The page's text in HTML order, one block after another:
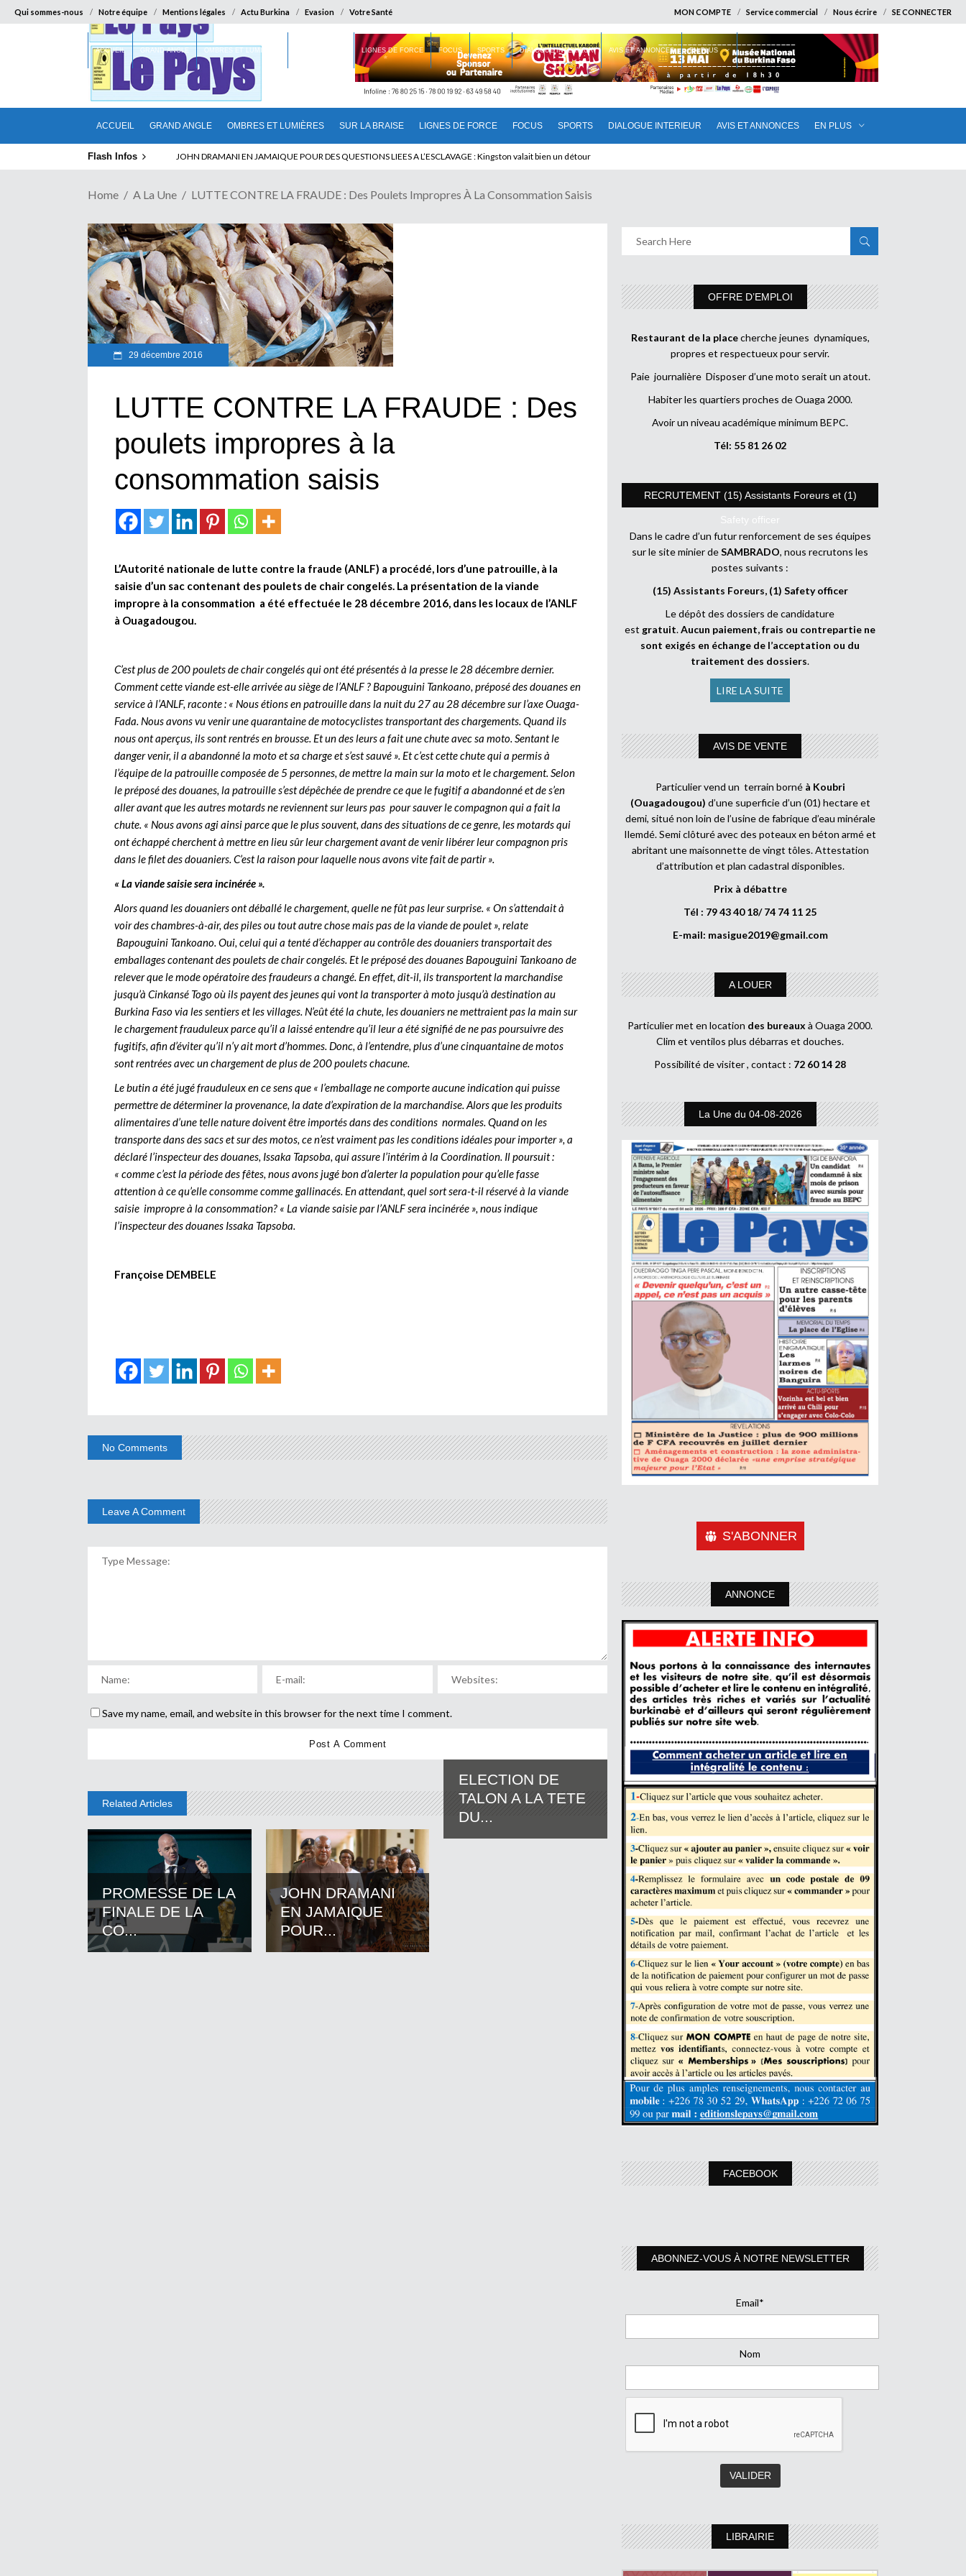
Qui sommes-nous Notre équipe Mentions légales Actu Burkina Evasion Votre Santé MON COMPTE Service commercial Nous écrire SE CONNECTER
ACCUEIL GRAND ANGLE OMBRES ET LUMIÈRES SUR LA BRAISE LIGNES DE FORCE FOCUS SPORTS DIALOGUE INTERIEUR AVIS ET ANNONCES EN PLUS
ACCUEIL GRAND ANGLE OMBRES ET LUMIÈRES LIGNES DE FORCE FOCUS SPORTS DIALOGUE INTERIEUR AVIS ET ANNONCES EN PLUS
Flash Infos ELECTION DE TALON A LA TETE DU SENAT BENINOIS : Quand Patrice quitte le pouvoir sans partir !
Home A La Une LUTTE CONTRE LA FRAUDE : Des Poulets Impropres À La Consommation Saisis
29 décembre 2016
LUTTE CONTRE LA FRAUDE : Des
poulets impropres à la
consommation saisis
L’Autorité nationale de lutte contre la fraude (ANLF) a procédé, lors d’une patrouille, à la
saisie d’un sac contenant des poulets de chair congelés. La présentation de la viande
impropre à la consommation a été effectuée le 28 décembre 2016, dans les locaux de l’ANLF
à Ouagadougou.
C’est plus de 200 poulets de chair congelés qui ont été présentés à la presse le 28 décembre dernier.
Comment cette viande est-elle arrivée au siège de l’ANLF ? Bapouguini Tankoano, préposé des douanes en
service à l’ANLF, raconte : « Nous étions en patrouille dans la nuit du 27 au 28 décembre sur l’axe Ouaga-
Fada. Nous avons vu venir une quarantaine de motocyclistes transportant des chargements. Quand ils
nous ont aperçus, ils sont rentrés en brousse. Et un des leurs a fait une chute avec sa moto. Sentant le
danger venir, il a abandonné la moto et sa charge et s’est sauvé ». Et c’est cette chute qui a permis à
l’équipe de la patrouille composée de 5 personnes, de mettre la main sur la moto et le chargement. Selon
le préposé des douanes, la patrouille s’est dépêchée de prendre ce que le fugitif a abandonné et de s’en
aller avant que les autres motards ne reviennent sur leurs pas pour sauver le compagnon qui a fait la
chute. « Nous avons agi ainsi parce que le plus souvent, dans des situations de ce genre, les motards qui
ont échappé cherchent à mettre en lieu sûr leur chargement avant de venir libérer leur compagnon pris
dans le filet des douaniers. C’est la raison pour laquelle nous avons vite fait de partir ».
« La viande saisie sera incinérée ».
Alors quand les douaniers ont déballé le chargement, quelle ne fût pas leur surprise. « On s’attendait à
voir des chambres-à-air, des piles ou tout autre chose mais pas de la viande de poulet », relate
Bapouguini Tankoano. Oui, celui qui a tenté d’échapper au contrôle des douaniers transportait des
emballages contenant des poulets de chair congelés. Et le préposé des douanes Bapouguini Tankoano de
relever que le mode opératoire des fraudeurs a changé. En effet, dit-il, ils transportent la marchandise
jusqu’à Cinkansé Togo où ils payent des jeunes qui vont la transporter à moto jusqu’à destination au
Burkina Faso via les sentiers et les villages. N’eût été la chute, les douaniers ne mettraient pas la main sur
le chargement frauduleux parce qu’il a laissé entendre qu’il leur a été signifié de ne pas poursuivre des
fugitifs, afin d’éviter qu’il n’y ait mort d’hommes. Donc, à l’entendre, plus d’une cinquantaine de motos
sont rentrées avec un chargement de plus de 200 poulets chacune.
Le butin a été jugé frauduleux en ce sens que « l’emballage ne comporte aucune indication qui puisse
permettre de déterminer la provenance, la date d’expiration de la marchandise. Alors que les produits
alimentaires d’une telle nature doivent être importés dans des conditions normales. Quand on les
transporte dans des sacs et sur des motos, ce n’est vraiment pas les conditions idéales pour importer », a
déclaré l’inspecteur des douanes, Issaka Tapsoba, qui assure l’intérim à la Coordination. Il poursuit :
« comme c’est la période des fêtes, nous avons jugé bon d’alerter la population pour qu’elle fasse
attention à ce qu’elle consomme comme gallinacés. En attendant, quel sort sera-t-il réservé à la viande
saisie impropre à la consommation? « La viande saisie par l’ANLF sera incinérée », nous indique
l’inspecteur des douanes Issaka Tapsoba.
Françoise DEMBELE
No Comments
Leave A Comment
Save my name, email, and website in this browser for the next time I comment.
Related Articles
PROMESSE DE LA
FINALE DE LA
CO...
JOHN DRAMANI
EN JAMAIQUE
POUR...
ELECTION DE
TALON A LA TETE
DU...
OFFRE D’EMPLOI
Restaurant de la placecherche jeunes dynamiques,
propres et respectueux pour servir.
Paie journalière Disposer d’une moto serait un atout.
Habiter les quartiers proches de Ouaga 2000.
Avoir un niveau académique minimum BEPC.
Tél: 55 81 26 02
RECRUTEMENT (15) Assistants Foreurs et (1)
Safety officer
Dans le cadre d’un futur renforcement de ses équipes
sur le site minier deSAMBRADO, nous recrutons les
postes suivants :
(15) Assistants Foreurs, (1) Safety officer
Le dépôt des dossiers de candidature
est gratuit.Aucun paiement, frais ou contrepartie ne
sont exigés en échange de l’acceptation ou du
traitement des dossiers.
LIRE LA SUITE
AVIS DE VENTE
Particulier vend un terrain borné à Koubri
(Ouagadougou) d’une superficie d’un (01) hectare et
demi, situé non loin de l’usine de fabrique d’eau minérale
Ilemdé. Semi clôturé avec des poteaux en béton armé et
abritant une maisonnette de vingt tôles. Attestation
d’attribution et plan cadastral disponibles.
Prix à débattre
Tél : 79 43 40 18/ 74 74 11 25
E-mail: masigue2019@gmail.com
A LOUER
Particulier met en location des bureaux à Ouaga 2000.
Clim et ventilos plus débarras et douches.
Possibilité de visiter , contact : 72 60 14 28
La Une du 04-08-2026
S'ABONNER
ANNONCE
FACEBOOK
ABONNEZ-VOUS À NOTRE NEWSLETTER
Email*
Nom
LIBRAIRIE